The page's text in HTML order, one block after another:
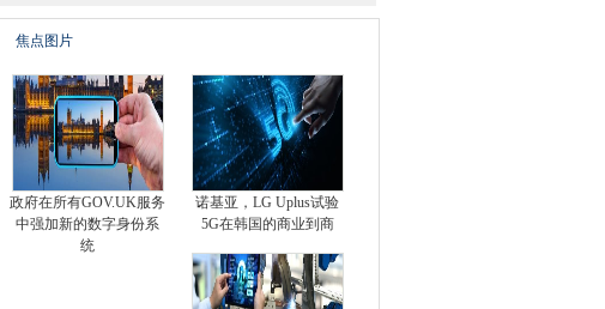
焦点图片
政府在所有GOV.UK服务
中强加新的数字身份系
统
诺基亚，LG Uplus试验
5G在韩国的商业到商